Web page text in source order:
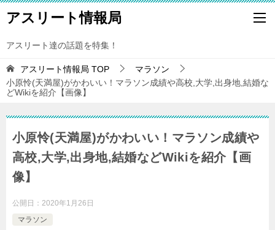
アスリート情報局
アスリート達の話題を特集！
アスリート情報局 TOP
マラソン
小原怜(天満屋)がかわいい！マラソン成績や高校,大学,出身地,結婚な
どWikiを紹介【画像】
小原怜(天満屋)がかわいい！マラソン成績や
高校,大学,出身地,結婚などWikiを紹介【画
像】
公開日： 2020年1月26日
マラソン